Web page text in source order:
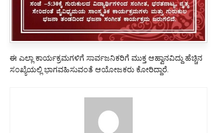
ಈ ಎಲ್ಲಾ ಕಾರ್ಯಕ್ರಮಗಳಿಗೆ ಸಾರ್ವಜನಿಕರಿಗೆ ಮುಕ್ತ ಆಹ್ವಾನವಿದ್ದು ಹೆಚ್ಚಿನ
ಸಂಖ್ಯೆಯಲ್ಲಿ ಭಾಗವಹಿಸುವಂತೆ ಆಯೋಜಕರು ಕೋರಿದ್ದಾರೆ.